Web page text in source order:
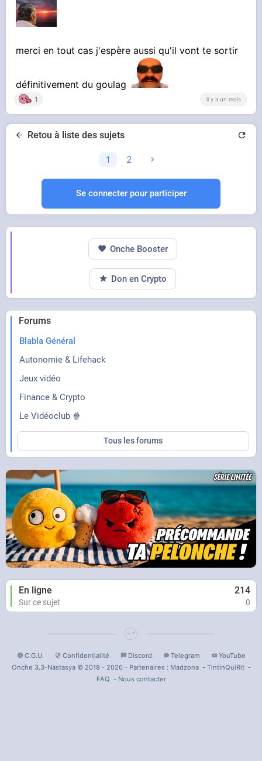
merci en tout cas j'espère aussi qu'il vont te sortir
définitivement du goulag
1 il y a un mois
Retou à liste des sujets
1 2
Se connecter pour participer
Forums
Blabla Général
Autonomie & Lifehack
Jeux vidéo
Finance & Crypto
Le Vidéoclub 🍿
Tous les forums
En ligne 214
Sur ce sujet 0
Onche Booster
Don en Crypto
C.G.U. Confidentialité Discord Telegram
YouTube
Onche 3.3-Nastasya © 2018 - 2026 - Partenaires : Madzona- TintinQuiRit-
FAQ - Nous contacter